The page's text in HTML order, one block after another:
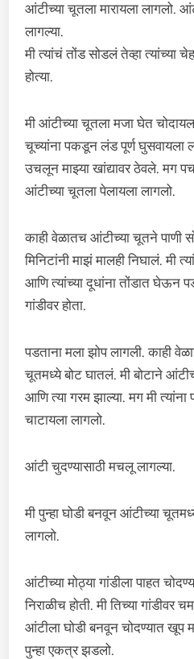
आंटीच्या चूतला मारायला
लागल्या.
मी त्यांचं तोंड सोडलं तेव्हा त्यांच्या
होत्या.
मी आंटीच्या चूतला मजा घेत
चूच्यांना पकडून लंड पूर्ण घुसवायला
उचलून माझ्या खांद्यावर ठेवले. मग
आंटीच्या चूतला पेलायला लागलो.
काही वेळातच आंटीच्या चूतने पाणी
मिनिटांनी माझं मालही निघालं. मी
आणि त्यांच्या दूधांना तोंडात घेऊन
गांडीवर होता.
पडताना मला झोप लागली. काही
चूतमध्ये बोट घातलं. मी बोटाने
आणि त्या गरम झाल्या. मग मी
चाटायला लागलो.
आंटी चुदण्यासाठी मचलू लागल्या.
मी पुन्हा घोडी बनवून आंटीच्या
लागलो.
आंटीच्या मोठ्या गांडीला पाहत
निराळीच होती. मी तिच्या गांडीवर
आंटीला घोडी बनवून चोदण्यात खूप
पुन्हा एकत्र झडलो.